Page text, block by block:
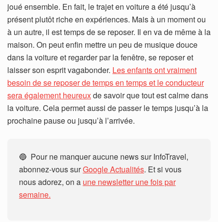
joué ensemble. En fait, le trajet en voiture a été jusqu’à
présent plutôt riche en expériences. Mais à un moment ou
à un autre, il est temps de se reposer. Il en va de même à la
maison. On peut enfin mettre un peu de musique douce
dans la voiture et regarder par la fenêtre, se reposer et
laisser son esprit vagabonder. Les enfants ont vraiment
besoin de se reposer de temps en temps et le conducteur
sera également heureuxde savoir que tout est calme dans
la voiture. Cela permet aussi de passer le temps jusqu’à la
prochaine pause ou jusqu’à l’arrivée.
🔵 Pour ne manquer aucune news sur InfoTravel,
abonnez-vous surGoogle Actualités. Et si vous
nous adorez, on a une newsletter une fois par
semaine.